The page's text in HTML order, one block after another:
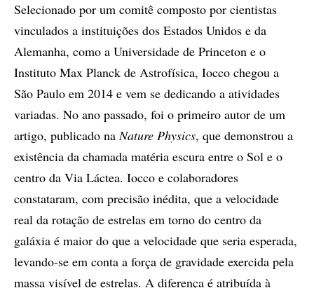
Selecionado por um comitê composto por cientistas
vinculados a instituições dos Estados Unidos e da
Alemanha, como a Universidade de Princeton e o
Instituto Max Planck de Astrofísica, Iocco chegou a
São Paulo em 2014 e vem se dedicando a atividades
variadas. No ano passado, foi o primeiro autor de um
artigo, publicado naNature Physics, que demonstrou a
existência da chamada matéria escura entre o Sol e o
centro da Via Láctea. Iocco e colaboradores
constataram, com precisão inédita, que a velocidade
real da rotação de estrelas em torno do centro da
galáxia é maior do que a velocidade que seria esperada,
levando-se em conta a força de gravidade exercida pela
massa visível de estrelas. A diferença é atribuída à